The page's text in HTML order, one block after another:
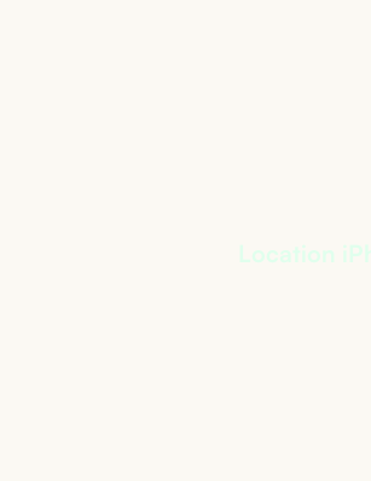
Location